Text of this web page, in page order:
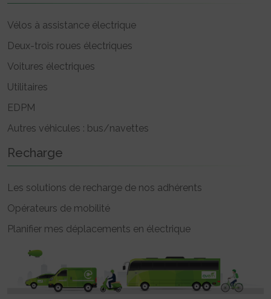
Vélos à assistance électrique
Deux-trois roues électriques
Voitures électriques
Utilitaires
EDPM
Autres véhicules : bus/navettes
Recharge
Les solutions de recharge de nos adhérents
Opérateurs de mobilité
Planifier mes déplacements en électrique